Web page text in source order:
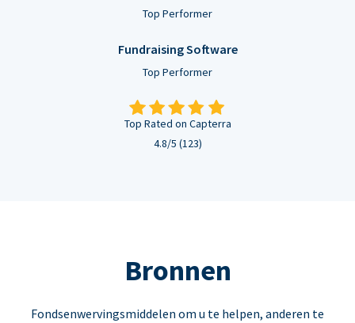
Top Performer
Fundraising Software
Top Performer
Top Rated on Capterra
4.8/5 (123)
Bronnen
Fondsenwervingsmiddelen om u te helpen, anderen te